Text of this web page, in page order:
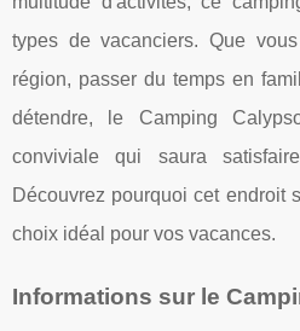
types de vacanciers. Que
région, passer du temps en
détendre, le Camping
conviviale qui saura
Découvrez pourquoi cet endroit
choix idéal pour vos vacances.
Informations sur le